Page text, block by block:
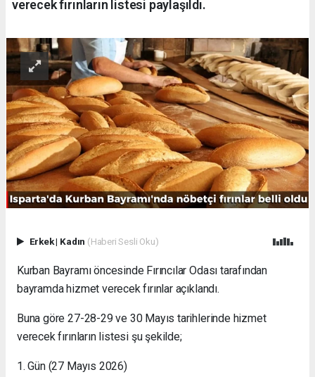
verecek fırınların listesi paylaşıldı.
Erkek| Kadın (Haberi Sesli Oku)
Kurban Bayramı öncesinde Fırıncılar Odası tarafından
bayramda hizmet verecek fırınlar açıklandı.
Buna göre 27-28-29 ve 30 Mayıs tarihlerinde hizmet
verecek fırınların listesi şu şekilde;
1. Gün (27 Mayıs 2026)